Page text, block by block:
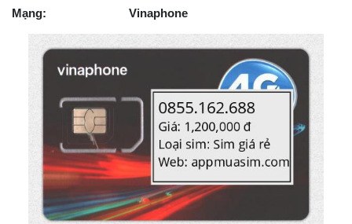
Mạng: Vinaphone